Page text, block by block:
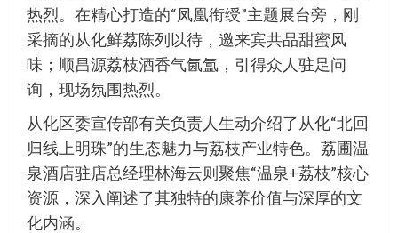
热烈。在精心打造的“凤凰衔绶”主题展台旁，刚
采摘的从化鲜荔陈列以待，邀来宾共品甜蜜风
味；顺昌源荔枝酒香气氤氲，引得众人驻足问
询，现场氛围热烈。
从化区委宣传部有关负责人生动介绍了从化“北回
归线上明珠”的生态魅力与荔枝产业特色。荔圃温
泉酒店驻店总经理林海云则聚焦“温泉+荔枝”核心
资源，深入阐述了其独特的康养价值与深厚的文
化内涵。